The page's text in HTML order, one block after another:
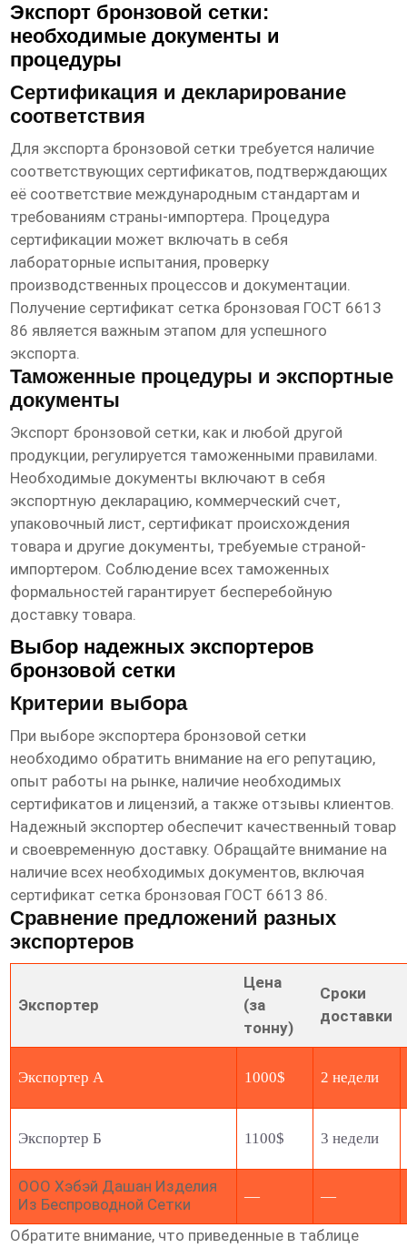
Экспорт бронзовой сетки:
необходимые документы и
процедуры
Сертификация и декларирование
соответствия
Для экспорта бронзовой сетки требуется наличие
соответствующих сертификатов, подтверждающих
её соответствие международным стандартам и
требованиям страны-импортера. Процедура
сертификации может включать в себя
лабораторные испытания, проверку
производственных процессов и документации.
Получение сертификат сетка бронзовая ГОСТ 6613
86 является важным этапом для успешного
экспорта.
Таможенные процедуры и экспортные
документы
Экспорт бронзовой сетки, как и любой другой
продукции, регулируется таможенными правилами.
Необходимые документы включают в себя
экспортную декларацию, коммерческий счет,
упаковочный лист, сертификат происхождения
товара и другие документы, требуемые страной-
импортером. Соблюдение всех таможенных
формальностей гарантирует бесперебойную
доставку товара.
Выбор надежных экспортеров
бронзовой сетки
Критерии выбора
При выборе экспортера бронзовой сетки
необходимо обратить внимание на его репутацию,
опыт работы на рынке, наличие необходимых
сертификатов и лицензий, а также отзывы клиентов.
Надежный экспортер обеспечит качественный товар
и своевременную доставку. Обращайте внимание на
наличие всех необходимых документов, включая
сертификат сетка бронзовая ГОСТ 6613 86.
Сравнение предложений разных
экспортеров
Экспортер
Цена
(за
тонну)
Сроки
доставки
Экспортер А 1000$ 2 недели
Экспортер Б 1100$ 3 недели
ООО Хэбэй Дашан Изделия
Из Беспроводной Сетки
— —
Обратите внимание, что приведенные в таблице